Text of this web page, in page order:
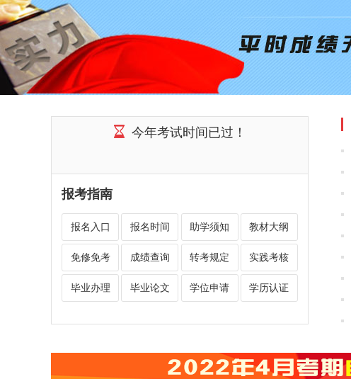
今年考试时间已过！
报考指南
报名入口 报名时间 助学须知 教材大纲
免修免考 成绩查询 转考规定 实践考核
毕业办理 毕业论文 学位申请 学历认证